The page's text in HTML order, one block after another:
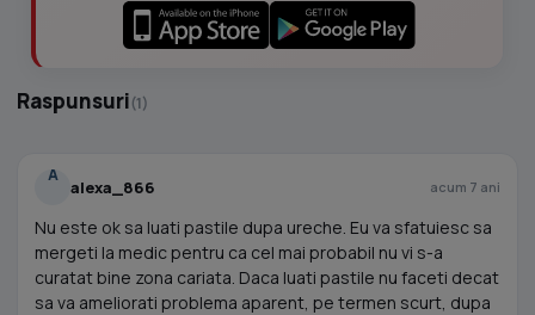
Raspunsuri(1)
A
alexa_866 acum 7 ani
Nu este ok sa luati pastile dupa ureche. Eu va sfatuiesc sa
mergeti la medic pentru ca cel mai probabil nu vi s-a
curatat bine zona cariata. Daca luati pastile nu faceti decat
sa va ameliorati problema aparent, pe termen scurt, dupa